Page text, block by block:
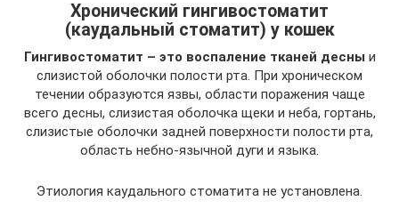
Хронический гингивостоматит
(каудальный стоматит) у кошек
Гингивостоматит – это воспаление тканей десны и
слизистой оболочки полости рта. При хроническом
течении образуются язвы, области поражения чаще
всего десны, слизистая оболочка щеки и неба, гортань,
слизистые оболочки задней поверхности полости рта,
область небно-язычной дуги и языка.
Этиология каудального стоматита не установлена.